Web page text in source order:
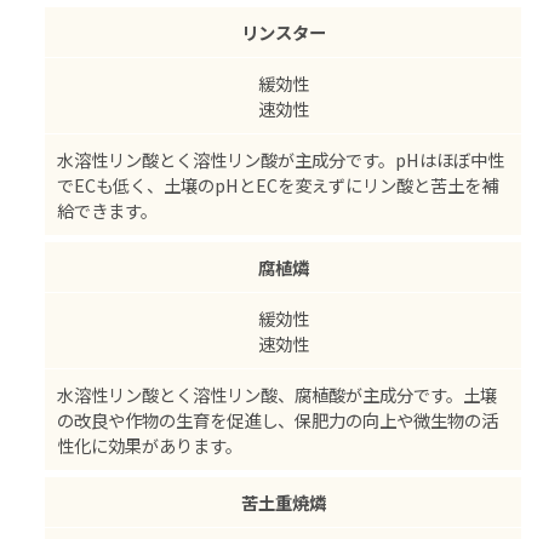
リンスター
緩効性
速効性
水溶性リン酸とく溶性リン酸が主成分です。pHはほぼ中性
でECも低く、土壌のpHとECを変えずにリン酸と苦土を補
給できます。
腐植燐
緩効性
速効性
水溶性リン酸とく溶性リン酸、腐植酸が主成分です。土壌
の改良や作物の生育を促進し、保肥力の向上や微生物の活
性化に効果があります。
苦土重焼燐